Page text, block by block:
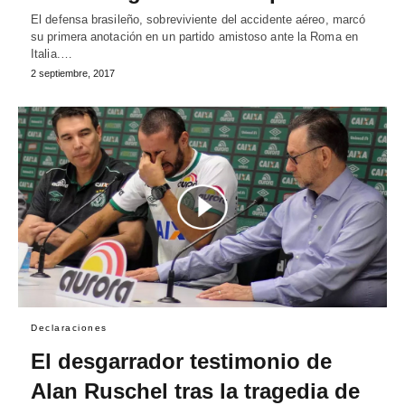
El defensa brasileño, sobreviviente del accidente aéreo, marcó
su primera anotación en un partido amistoso ante la Roma en
Italia.…
2 septiembre, 2017
Declaraciones
El desgarrador testimonio de
Alan Ruschel tras la tragedia de